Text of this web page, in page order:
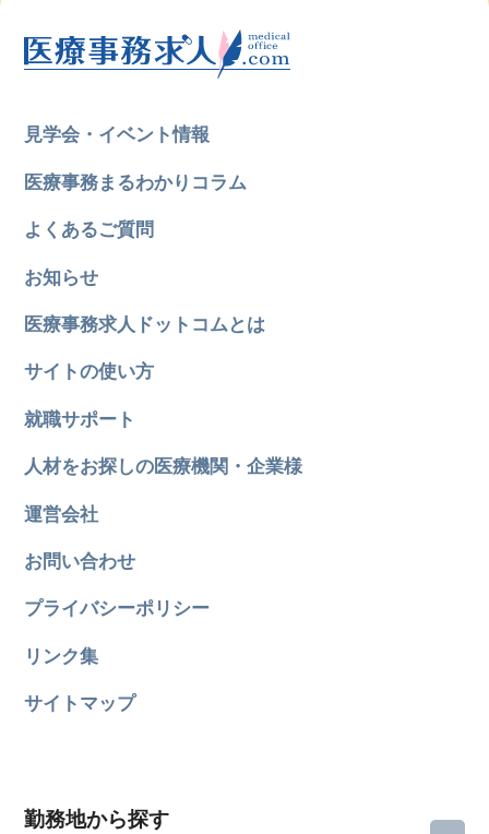
見学会・イベント情報
医療事務まるわかりコラム
よくあるご質問
お知らせ
医療事務求人ドットコムとは
サイトの使い方
就職サポート
人材をお探しの医療機関・企業様
運営会社
お問い合わせ
プライバシーポリシー
リンク集
サイトマップ
勤務地から探す